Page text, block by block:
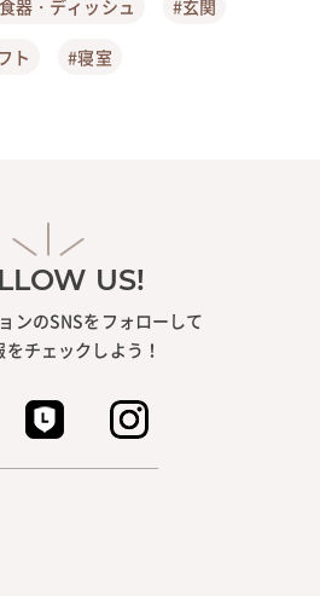
器・ディッシュ #玄関
ト #寝室
US!
ンのSNSをフォローして
チェックしよう！